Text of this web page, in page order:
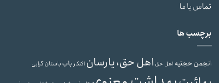
تماس با ما
برچسب ها
انجمن حجتیه اهل حق اهل حق، یارسان اکنکارباب باستان گرایی